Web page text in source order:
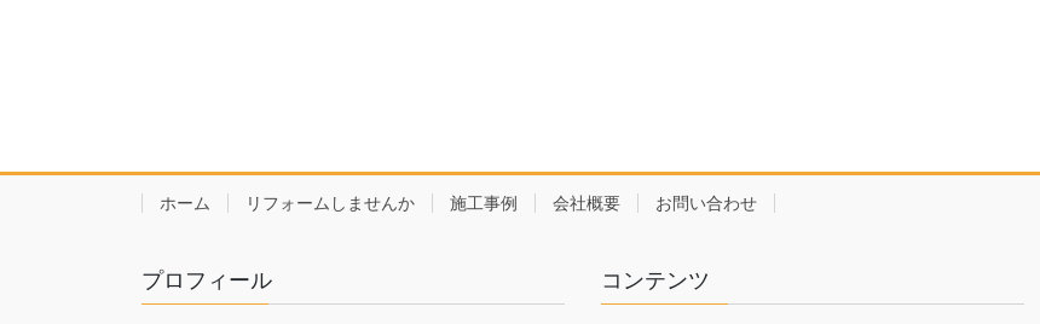
ホーム リフォームしませんか 施工事例 会社概要 お問い合わせ
プロフィール コンテンツ